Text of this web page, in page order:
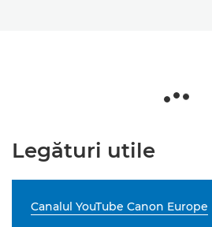
Legături utile
Canalul YouTube Canon Europe